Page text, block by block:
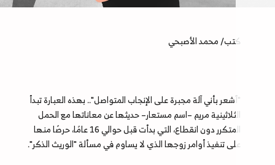
كتب/ محمد الأصبحي
"أشعر بأني آلة مجبرة على الإنجاب المتواصل".. بهذه العبارة تبدأ
الثلاثينية مريم –اسم مستعار– حديثها عن معاناتها مع الحمل
المتكرر دون انقطاع، التي بدأت قبل حوالي 16 عامًا، حرصًا منها
على تنفيذ أوامر زوجها الذي لا يساوم في مسألة "الوريث الذكر".